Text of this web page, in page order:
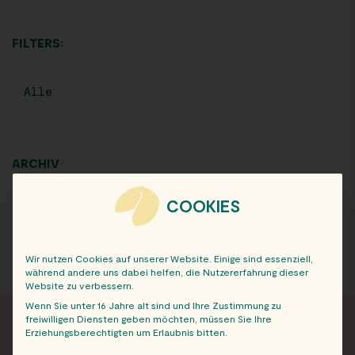
FILTERS:
Alle
ARCHIV
COOKIES
Wir nutzen Cookies auf unserer Website. Einige sind essenziell,
während andere uns dabei helfen, die Nutzererfahrung dieser
Website zu verbessern.
Wenn Sie unter 16 Jahre alt sind und Ihre Zustimmung zu
freiwilligen Diensten geben möchten, müssen Sie Ihre
Erziehungsberechtigten um Erlaubnis bitten.